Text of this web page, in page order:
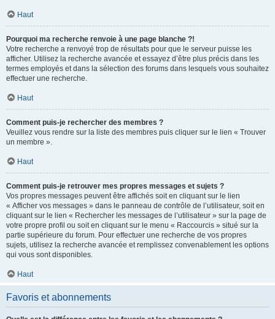
Haut
Pourquoi ma recherche renvoie à une page blanche ?!
Votre recherche a renvoyé trop de résultats pour que le serveur puisse les
afficher. Utilisez la recherche avancée et essayez d’être plus précis dans les
termes employés et dans la sélection des forums dans lesquels vous souhaitez
effectuer une recherche.
Haut
Comment puis-je rechercher des membres ?
Veuillez vous rendre sur la liste des membres puis cliquer sur le lien « Trouver
un membre ».
Haut
Comment puis-je retrouver mes propres messages et sujets ?
Vos propres messages peuvent être affichés soit en cliquant sur le lien
« Afficher vos messages » dans le panneau de contrôle de l’utilisateur, soit en
cliquant sur le lien « Rechercher les messages de l’utilisateur » sur la page de
votre propre profil ou soit en cliquant sur le menu « Raccourcis » situé sur la
partie supérieure du forum. Pour effectuer une recherche de vos propres
sujets, utilisez la recherche avancée et remplissez convenablement les options
qui vous sont disponibles.
Haut
Favoris et abonnements